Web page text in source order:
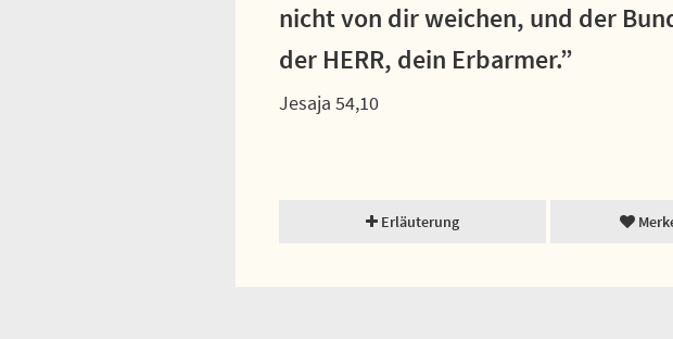
nicht von dir weichen, und der
der HERR, dein Erbarmer.”
Jesaja 54,10
Erläuterung